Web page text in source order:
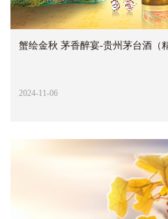
蟹绘金秋 茅香醉宴-贵州茅台酒（
2024-11-06